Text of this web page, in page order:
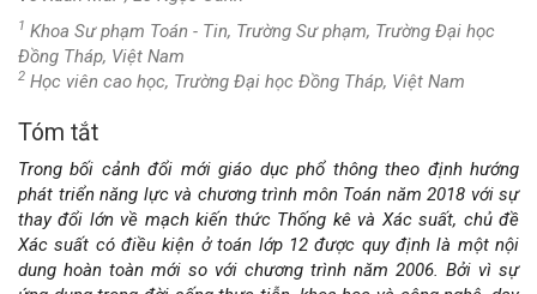
1 Khoa Sư phạm Toán - Tin, Trường Sư phạm, Trường Đại học
Đồng Tháp, Việt Nam
2 Học viên cao học, Trường Đại học Đồng Tháp, Việt Nam
Nội
dung
chính
Tóm tắt
Trong bối cảnh đổi mới giáo dục phổ thông theo định hướng
phát triển năng lực và chương trình môn Toán năm 2018 với sự
thay đổi lớn về mạch kiến thức Thống kê và Xác suất, chủ đề
Xác suất có điều kiện ở toán lớp 12 được quy định là một nội
dung hoàn toàn mới so với chương trình năm 2006. Bởi vì sự